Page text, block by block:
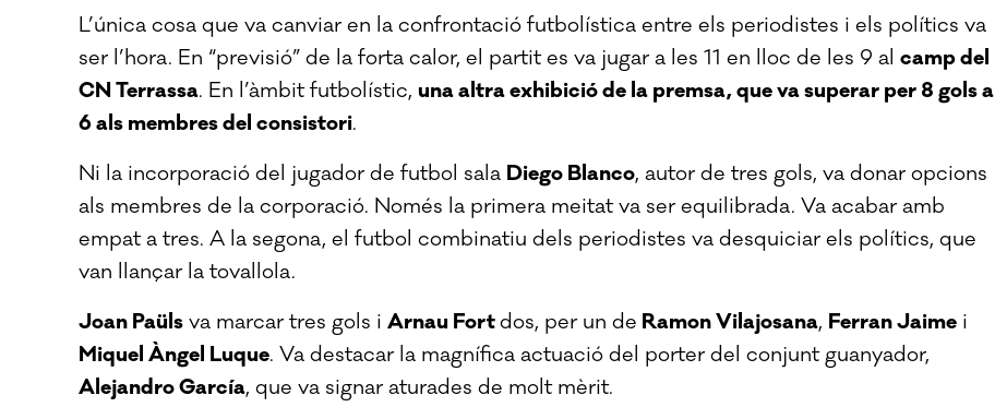
L’única cosa que va canviar en la confrontació futbolística entre els periodistes i els polítics va
ser l’hora. En “previsió” de la forta calor, el partit es va jugar a les 11 en lloc de les 9 al camp del
CN Terrassa. En l’àmbit futbolístic, una altra exhibició de la premsa, que va superar per 8 gols a
6 als membres del consistori.
Ni la incorporació del jugador de futbol sala Diego Blanco, autor de tres gols, va donar opcions
als membres de la corporació. Només la primera meitat va ser equilibrada. Va acabar amb
empat a tres. A la segona, el futbol combinatiu dels periodistes va desquiciar els polítics, que
van llançar la tovallola.
Joan Paüls va marcar tres gols i Arnau Fortdos, per un de Ramon Vilajosana, Ferran Jaime i
Miquel Àngel Luque. Va destacar la magnífica actuació del porter del conjunt guanyador,
Alejandro García, que va signar aturades de molt mèrit.